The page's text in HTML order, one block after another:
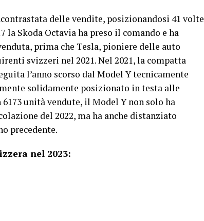
delle vendite, posizionandosi 41 volte
la Skoda Octavia ha preso il comando e ha
prima che Tesla, pioniere delle auto
svizzeri nel 2021. Nel 2021, la compatta
l’anno scorso dal Model Y tecnicamente
solidamente posizionato in testa alle
unità vendute, il Model Y non solo ha
del 2022, ma ha anche distanziato
precedente.
nel 2023: